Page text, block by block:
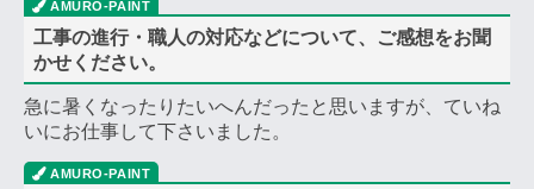
工事の進行・職人の対応などについて、ご感想をお聞
かせください。
急に暑くなったりたいへんだったと思いますが、ていね
いにお仕事して下さいました。